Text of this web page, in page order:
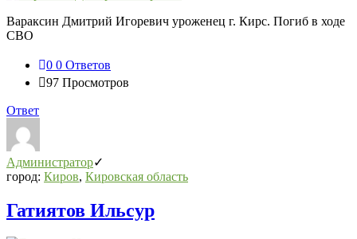
Вараксин Дмитрий Игоревич уроженец г. Кирс. Погиб в ходе
СВО
0 0 Ответов
97 Просмотров
Ответ
Администратор
город: Киров, Кировская область
Гатиятов Ильсур